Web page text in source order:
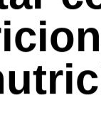
sacar el
una de las
nutricional.